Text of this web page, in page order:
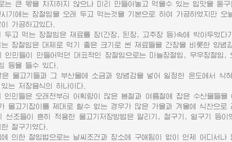
는 큰 몫을 차지하지 않으나 미리 만들어놓고 먹을수 있는 입맛을 돋구
에는 장절임을 오래 두고 먹는것을 기본으로 하여 가공하였지만 오
가공하고있다.
고 먹는 장절임은 재료를 장(간장, 된장, 고추장 등)속에 박아두었다
장절임은 대체로 먹기 좋은 크기로 썬 재료들을 간장을 비롯한 양념
민들이 만들어먹던 대표적인 장절임으로는 마늘장절임, 무우장절임,
등을 들수 있다.
물고기들과 그 부산물에 소금과 양념감을 넣어 일정한 온도에서 삭
는 저장음식의 하나이다.
민들은 오래전부터 어획량이 많은 봄철과 여름철에 잡은 수산물들을
물고기잡이를 제대로 할수 없는 경우가 많은 가을과 겨울에 식찬으로
조들이 흔히 적용한 물고기저장방법은 말리기, 절구기, 얼구기 등이
절구기였다.
의한 절임법으로는 날씨조건과 장소에 구애됨이 없이 언제 어디서나